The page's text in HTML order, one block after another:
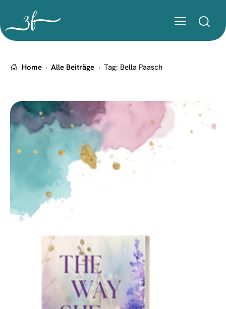
Home Alle Beiträge Tag: Bella Paasch